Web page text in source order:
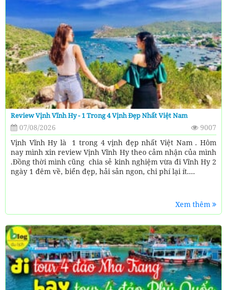
Review Vịnh Vĩnh Hy - 1 Trong 4 Vịnh Đẹp Nhất Việt Nam
07/08/2026
9007
Vịnh Vĩnh Hy là 1 trong 4 vịnh đẹp nhất Việt Nam . Hôm
nay mình xin review Vịnh Vĩnh Hy theo cảm nhận của mình
.Đồng thời mình cũng chia sẻ kinh nghiệm vừa đi Vĩnh Hy 2
ngày 1 đêm về, biển đẹp, hải sản ngon, chi phí lại ít....
Xem thêm